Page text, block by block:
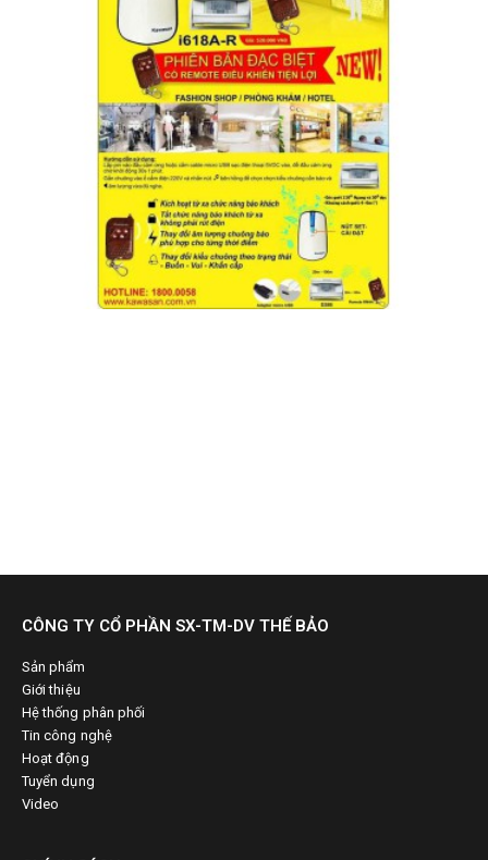
CÔNG TY CỔ PHẦN SX-TM-DV THẾ BẢO
Sản phẩm
Giới thiệu
Hệ thống phân phối
Tin công nghệ
Hoạt động
Tuyển dụng
Video